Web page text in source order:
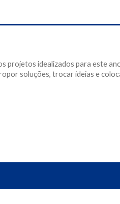
idealizados para este
soluções, trocar ideias e